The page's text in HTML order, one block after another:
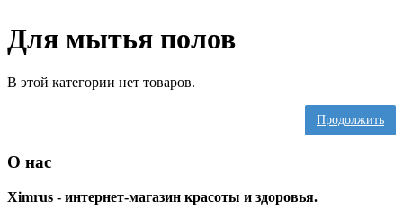
Для мытья полов
В этой категории нет товаров.
Продолжить
О нас
Ximrus - интернет-магазин красоты и здоровья.